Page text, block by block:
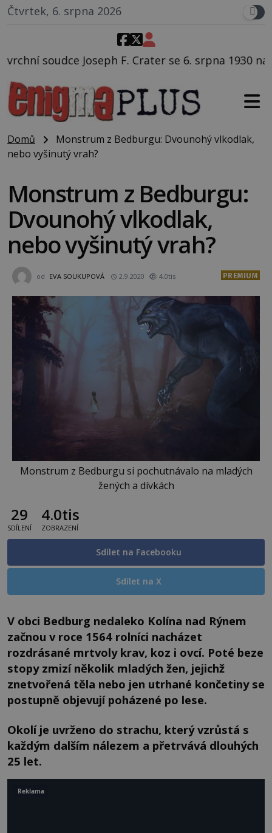
Čtvrtek, 6. srpna 2026
Crater se 6. srpna 1930 navečeří ve své
Domů
Monstrum z Bedburgu: Dvounohý vlkodlak,
nebo vyšinutý vrah?
Monstrum z Bedburgu:
Dvounohý vlkodlak,
nebo vyšinutý vrah?
od EVA SOUKUPOVÁ 2.9.2020 4.0tis PREMIUM
Monstrum z Bedburgu si pochutnávalo na mladých
žených a dívkách
29
SDÍLENÍ
4.0tis
ZOBRAZENÍ
Sdílet na Facebooku
Sdílet na X
V obci Bedburg nedaleko Kolína nad Rýnem
začnou v roce 1564 rolníci nacházet
rozdrásané mrtvoly krav, koz i ovcí. Poté beze
stopy zmizí několik mladých žen, jejichž
znetvořená těla nebo jen utrhané končetiny se
postupně objevují poházené po lese.
Okolí je uvrženo do strachu, který vzrůstá s
každým dalším nálezem a přetrvává dlouhých
25 let.
Reklama